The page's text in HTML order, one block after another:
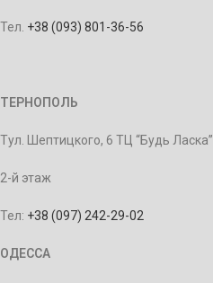
Тел. +38 (093) 801-36-56
ТЕРНОПОЛЬ
Тул. Шептицкого, 6 ТЦ “Будь Ласка”
2-й этаж
Тел: +38 (097) 242-29-02
ОДЕССА